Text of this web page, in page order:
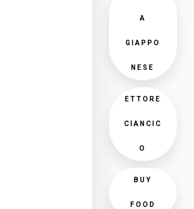
A
GIAPPO
NESE
ETTORE
CIANCIC
O
BUY
FOOD